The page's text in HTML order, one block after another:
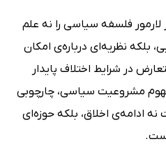
فلسفه سیاسی را نه علم
بلکه نظریه‌ای درباره‌ی امکان
در شرایط اختلاف پایدار
مشروعیت سیاسی، چارچوبی
ادامه‌ی اخلاق، بلکه حوزه‌ای